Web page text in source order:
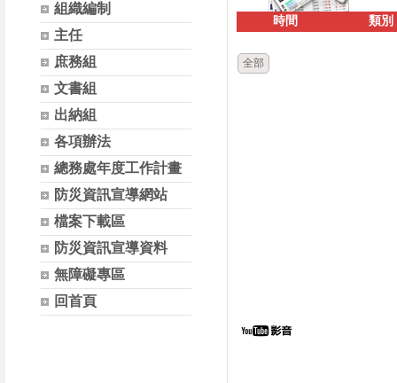
組織編制
主任
庶務組
文書組
出納組
各項辦法
總務處年度工作計畫
防災資訊宣導網站
檔案下載區
防災資訊宣導資料
無障礙專區
回首頁
時間 類別
全部